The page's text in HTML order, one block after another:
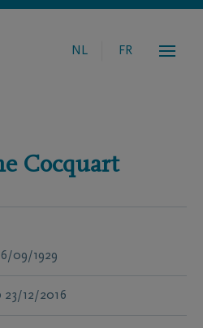
NL FR
Cocquart
09/1929
23/12/2016